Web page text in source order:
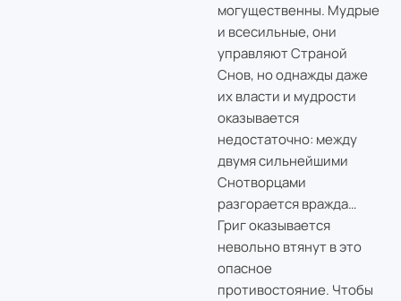
могущественны. Мудрые
и всесильные, они
управляют Страной
Снов, но однажды даже
их власти и мудрости
оказывается
недостаточно: между
двумя сильнейшими
Снотворцами
разгорается вражда…
Григ оказывается
невольно втянут в это
опасное
противостояние. Чтобы